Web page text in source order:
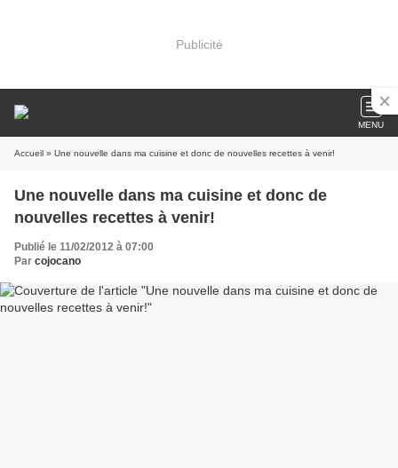
Publicité
MENU
Accueil » Une nouvelle dans ma cuisine et donc de nouvelles recettes à venir!
Une nouvelle dans ma cuisine et donc de
nouvelles recettes à venir!
Publié le 11/02/2012 à 07:00
Par cojocano